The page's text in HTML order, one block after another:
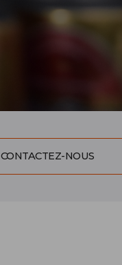
CONTACTEZ-NOUS